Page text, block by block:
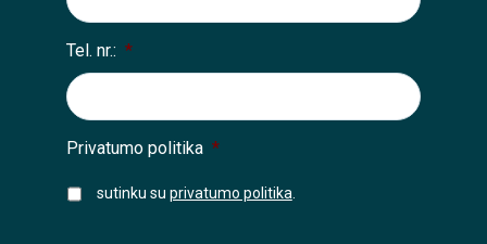
Tel. nr.: *
Privatumo politika *
sutinku su privatumo politika